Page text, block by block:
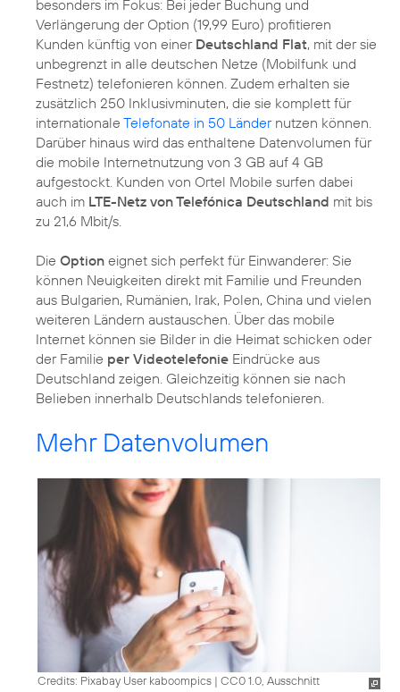
besonders im Fokus: Bei jeder Buchung und
Verlängerung der Option (19,99 Euro) profitieren
Kunden künftig von einer Deutschland Flat, mit der sie
unbegrenzt in alle deutschen Netze (Mobilfunk und
Festnetz) telefonieren können. Zudem erhalten sie
zusätzlich 250 Inklusivminuten, die sie komplett für
internationale Telefonate in 50 Ländernutzen können.
Darüber hinaus wird das enthaltene Datenvolumen für
die mobile Internetnutzung von 3 GB auf 4 GB
aufgestockt. Kunden von Ortel Mobile surfen dabei
auch im LTE-Netz von Telefónica Deutschland mit bis
zu 21,6 Mbit/s.
Die Option eignet sich perfekt für Einwanderer: Sie
können Neuigkeiten direkt mit Familie und Freunden
aus Bulgarien, Rumänien, Irak, Polen, China und vielen
weiteren Ländern austauschen. Über das mobile
Internet können sie Bilder in die Heimat schicken oder
der Familie per Videotelefonie Eindrücke aus
Deutschland zeigen. Gleichzeitig können sie nach
Belieben innerhalb Deutschlands telefonieren.
Mehr Datenvolumen
Credits: Pixabay User kaboompics | CC0 1.0, Ausschnitt